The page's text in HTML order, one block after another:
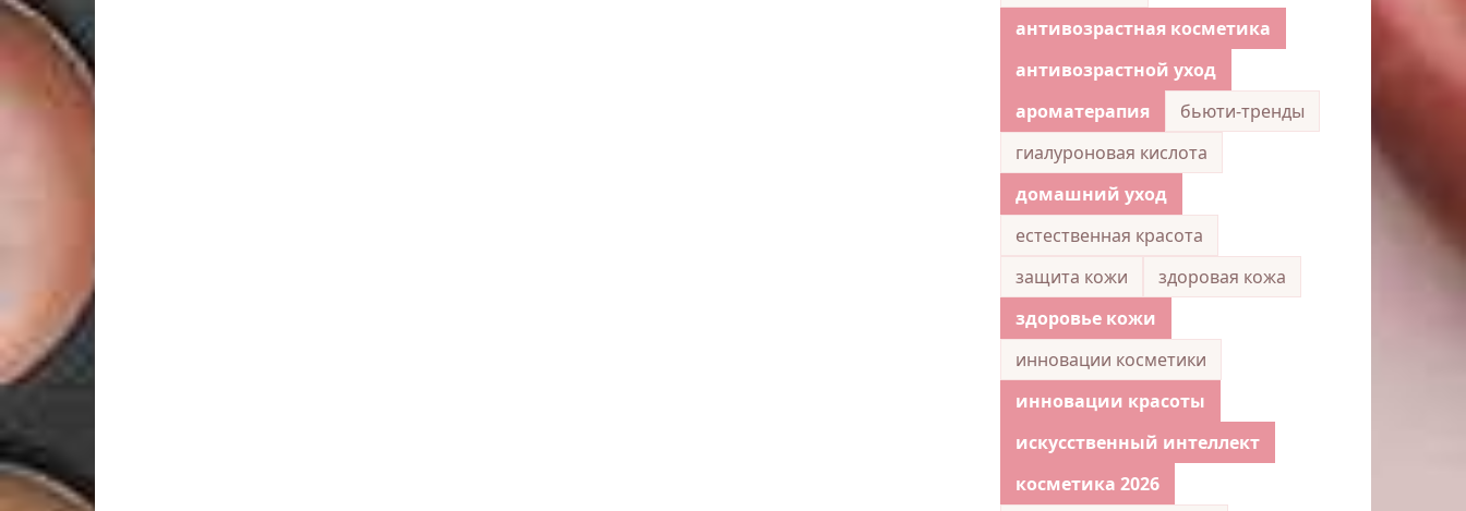
антивозрастная косметика
антивозрастной уход
ароматерапия
бьюти-тренды
гиалуроновая кислота
домашний уход
естественная красота
защита кожи
здоровая кожа
здоровье кожи
инновации косметики
инновации красоты
искусственный интеллект
косметика 2026